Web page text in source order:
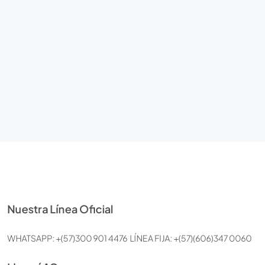
Nuestra Línea Oficial
WHATSAPP: +(57)300 901 4476 LÍNEA FIJA: +(57)(606)347 0060